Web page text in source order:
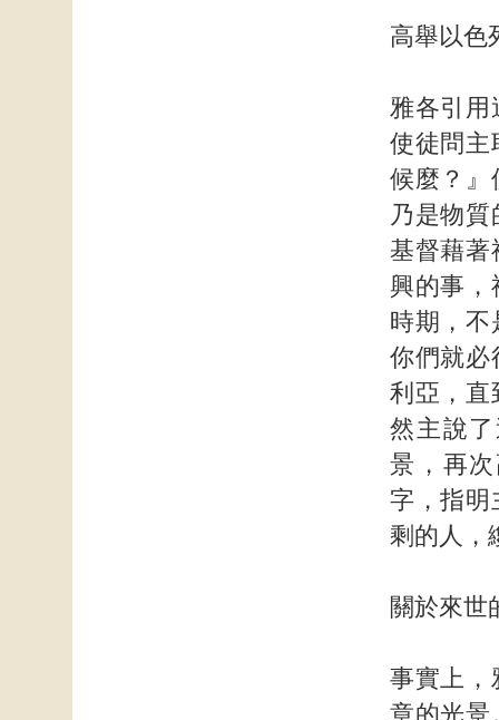
高舉以色
雅各引用
使徒問主
候麼？』
乃是物
基督藉著
興的事，
時期，不
你們就必
利亞，直
然主說
景，再
字，指明
剩的人，
關於來世
事實上，
章的光景